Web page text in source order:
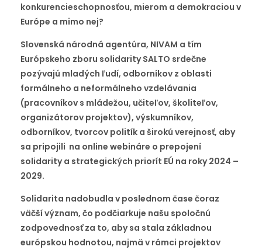
konkurencieschopnosťou, mierom a demokraciou v
Európe a mimo nej?
Slovenská národná agentúra, NIVAM a tím
Európskeho zboru solidarity SALTO srdečne
pozývajú mladých ľudí, odborníkov z oblasti
formálneho a neformálneho vzdelávania
(pracovníkov s mládežou, učiteľov, školiteľov,
organizátorov projektov), ​​výskumníkov,
odborníkov, tvorcov politík a širokú verejnosť, aby
sa pripojili na online webináre o prepojení
solidarity a strategických priorít EÚ na roky 2024 –
2029.
Solidarita nadobudla v poslednom čase čoraz
väčší význam, čo podčiarkuje našu spoločnú
zodpovednosť za to, aby sa stala základnou
európskou hodnotou, najmä v rámci projektov